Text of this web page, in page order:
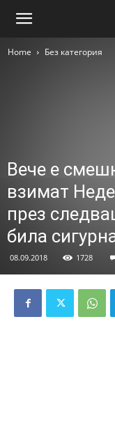
Home Без категория
Вече е
взимат
през
била
08.09.2018 1728